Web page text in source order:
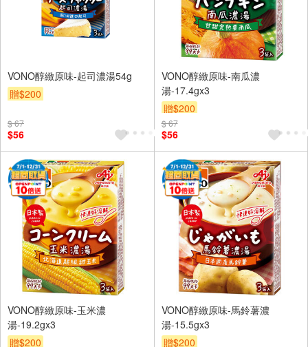
VONO醇緻原味-起司濃湯54g
贈$200
$ 67
$56
VONO醇緻原味-南瓜濃
湯-17.4gx3
贈$200
$ 67
$56
VONO醇緻原味-玉米濃
湯-19.2gx3
贈$200
VONO醇緻原味-馬鈴薯濃
湯-15.5gx3
贈$200